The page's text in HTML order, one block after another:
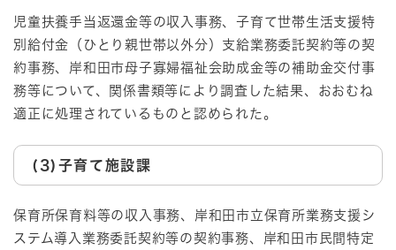
児童扶養手当返還金等の収入事務、子育て世帯生活支援特
別給付金（ひとり親世帯以外分）支給業務委託契約等の契
約事務、岸和田市母子寡婦福祉会助成金等の補助金交付事
務等について、関係書類等により調査した結果、おおむね
適正に処理されているものと認められた。
(3)子育て施設課
​保育所保育料等の収入事務、岸和田市立保育所業務支援シ
ステム導入業務委託契約等の契約事務、岸和田市民間特定